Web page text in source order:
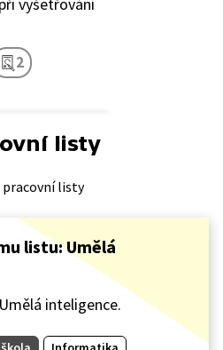
2
listy
pracovní listy
listu: Umělá
inteligence.